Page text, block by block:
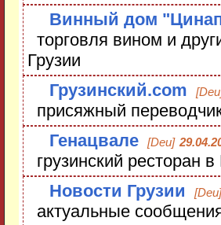
Винный дом
торговля вином и
Грузии
Грузинский.com
присяжный
Генацвале
[Deu]
грузинский ресторан
Новости Грузии
[Deu]
актуальные